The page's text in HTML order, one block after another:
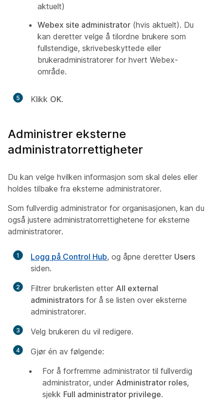
aktuelt)
Webex site administrator (hvis aktuelt). Du
kan deretter velge å tilordne brukere som
fullstendige, skrivebeskyttede eller
brukeradministratorer for hvert Webex-
område.
5 Klikk OK.
Administrer eksterne
administratorrettigheter
Du kan velge hvilken informasjon som skal deles eller
holdes tilbake fra eksterne administratorer.
Som fullverdig administrator for organisasjonen, kan du
også justere administratorrettighetene for eksterne
administratorer.
1 Logg på Control Hub, og åpne deretter Users
siden.
2 Filtrer brukerlisten etter All external
administrators for å se listen over eksterne
administratorer.
3 Velg brukeren du vil redigere.
4
Gjør én av følgende:
For å forfremme administrator til fullverdig
administrator, under Administrator roles,
sjekk Full administrator privilege.